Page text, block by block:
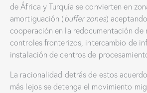
de África y Turquía se convierten en
amortiguación (buffer zones)
cooperación en la redocumentación de
controles fronterizos, intercambio de
instalación de centros de
La racionalidad detrás de estos
más lejos se detenga el movimiento